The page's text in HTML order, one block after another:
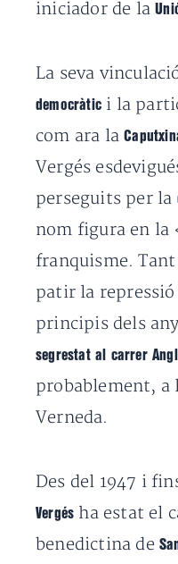
iniciador de la
La seva
democràtic i la
com ara la
Vergés
perseguits per la
nom figura en
franquisme.
patir la
principis dels
segrestat al carrer
probablement, a
Verneda.
Des del 1947 i
Vergés ha estat el
benedictina de